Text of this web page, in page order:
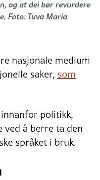
og at dei bør revurdere
Foto: Tuva Maria
nasjonale medium
saker, som
politikk,
ved å berre ta den
språket i bruk.